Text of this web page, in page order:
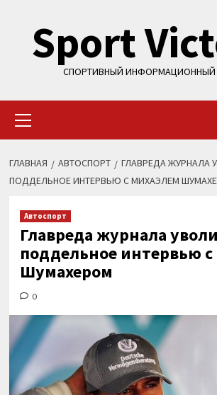
содержимому
Sport
СПОРТИВНЫЙ ИНФОРМАЦИОННЫЙ
меню
ГЛАВНАЯ АВТОСПОРТ
ГЛАВРЕДА ЖУРНАЛА
ПОДДЕЛЬНОЕ ИНТЕРВЬЮ С МИХАЭЛЕМ
Автоспорт
Главреда журнала
поддельное интервью
Шумахером
0